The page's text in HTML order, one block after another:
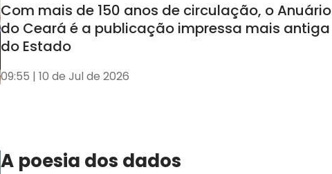
Com mais de 150 anos de circulação, o Anuário
do Ceará é a publicação impressa mais antiga
do Estado
09:55 | 10 de Jul de 2026
A poesia dos dados